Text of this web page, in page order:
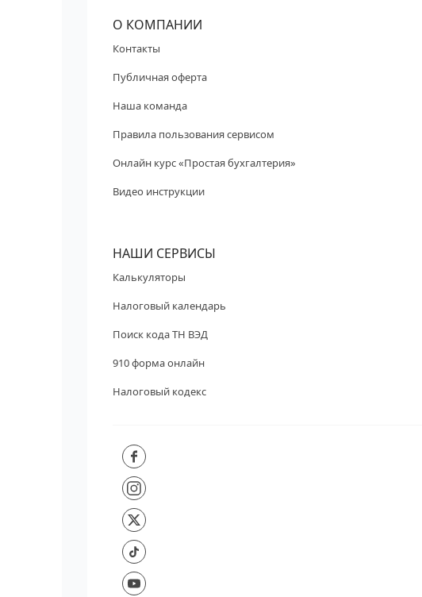
О КОМПАНИИ
Контакты
Публичная оферта
Наша команда
Правила пользования сервисом
Онлайн курс «Простая бухгалтерия»
Видео инструкции
НАШИ СЕРВИСЫ
Калькуляторы
Налоговый календарь
Поиск кода ТН ВЭД
910 форма онлайн
Налоговый кодекс